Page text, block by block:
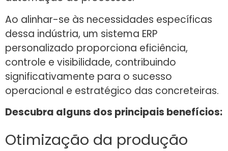
Ao alinhar-se às necessidades específicas
dessa indústria, um sistema ERP
personalizado proporciona eficiência,
controle e visibilidade, contribuindo
significativamente para o sucesso
operacional e estratégico das concreteiras.
Descubra alguns dos principais benefícios:
Otimização da produção